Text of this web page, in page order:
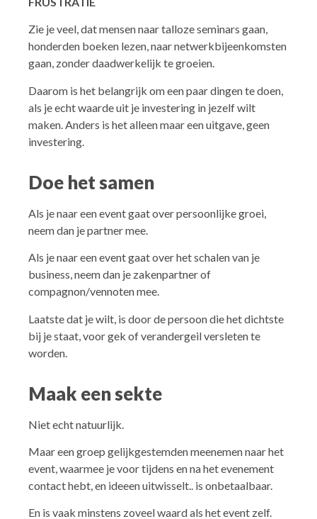
Zie je veel, dat mensen naar talloze seminars gaan,
honderden boeken lezen, naar netwerkbijeenkomsten
gaan, zonder daadwerkelijk te groeien.
Daarom is het belangrijk om een paar dingen te doen,
als je echt waarde uit je investering in jezelf wilt
maken. Anders is het alleen maar een uitgave, geen
investering.
Doe het samen
Als je naar een event gaat over persoonlijke groei,
neem dan je partner mee.
Als je naar een event gaat over het schalen van je
business, neem dan je zakenpartner of
compagnon/vennoten mee.
Laatste dat je wilt, is door de persoon die het dichtste
bij je staat, voor gek of verandergeil versleten te
worden.
Maak een sekte
Niet echt natuurlijk.
Maar een groep gelijkgestemden meenemen naar het
event, waarmee je voor tijdens en na het evenement
contact hebt, en ideeen uitwisselt.. is onbetaalbaar.
En is vaak minstens zoveel waard als het event zelf.